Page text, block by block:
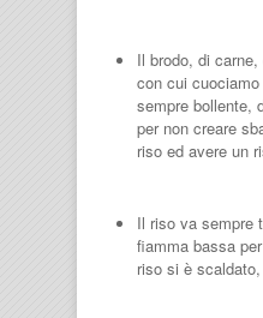
Il brodo, di
con cui
sempre bollente,
per non creare
riso ed avere un
Il riso va sempre
fiamma bassa
riso si è